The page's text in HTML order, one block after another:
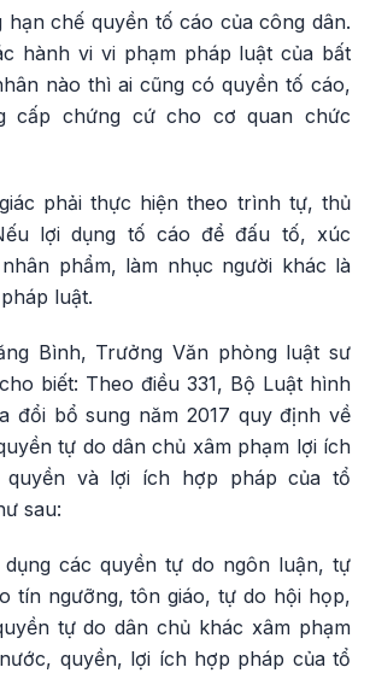
hạn chế quyền tố cáo của công dân.
hành vi vi phạm pháp luật của bất
nào thì ai cũng có quyền tố cáo,
cấp chứng cứ cho cơ quan chức
phải thực hiện theo trình tự, thủ
lợi dụng tố cáo để đấu tố, xúc
phẩm, làm nhục người khác là
luật.
Bình, Trưởng Văn phòng luật sư
biết: Theo điều 331, Bộ Luật hình
đổi bổ sung năm 2017 quy định về
tự do dân chủ xâm phạm lợi ích
quyền và lợi ích hợp pháp của tổ
sau:
dụng các quyền tự do ngôn luận, tự
tín ngưỡng, tôn giáo, tự do hội họp,
tự do dân chủ khác xâm phạm
quyền, lợi ích hợp pháp của tổ